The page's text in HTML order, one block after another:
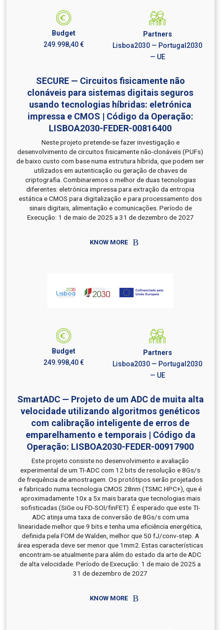
Budget
249.998,40 €
Partners
Lisboa2030 — Portugal2030
— UE
SECURE — Circuitos fisicamente não
clonáveis para sistemas digitais seguros
usando tecnologias híbridas: eletrónica
impressa e CMOS | Código da Operação:
LISBOA2030-FEDER-00816400
Neste projeto pretende-se fazer investigação e
desenvolvimento de circuitos fisicamente não-clonáveis (PUFs)
de baixo custo com base numa estrutura híbrida, que podem ser
utilizados em autenticação ou geração de chaves de
criptografia. Combinaremos o melhor de duas tecnologias
diferentes: eletrónica impressa para extração da entropia
estática e CMOS para digitalização e para processamento dos
sinais digitais, alimentação e comunicações. Período de
Execução: 1 de maio de 2025 a 31 de dezembro de 2027
KNOW MORE
Budget
249.998,40 €
Partners
Lisboa2030 — Portugal2030
— UE
SmartADC — Projeto de um ADC de muita alta
velocidade utilizando algoritmos genéticos
com calibração inteligente de erros de
emparelhamento e temporais | Código da
Operação: LISBOA2030-FEDER-00917900
Este projeto consiste no desenvolvimento e avaliação
experimental de um TI-ADC com 12 bits de resolução e 8Gs/s
de frequência de amostragem. Os protótipos serão projetados
e fabricado numa tecnologia CMOS 28nm (TSMC HPC+), que é
aproximadamente 10x a 5x mais barata que tecnologias mais
sofisticadas (SiGe ou FD-SOI/finFET). É esperado que este TI-
ADC atinja uma taxa de conversão de 8Gs/s com uma
linearidade melhor que 9 bits e tenha uma eficiência energética,
definida pela FOM de Walden, melhor que 50 fJ/conv-step. A
área esperada deve ser menor que 1mm2. Estas características
encontram-se atualmente para além do estado da arte de ADC
de alta velocidade. Período de Execução: 1 de maio de 2025 a
31 de dezembro de 2027
KNOW MORE